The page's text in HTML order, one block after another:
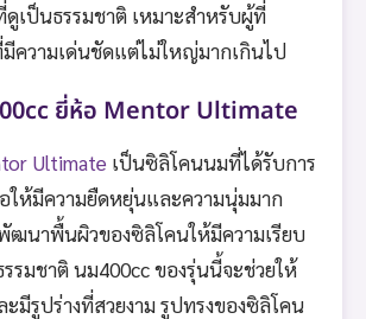
เป็นธรรมชาติ เหมาะสำหรับผู้ที่
ความเด่นชัดแต่ไม่ใหญ่มากเกินไป
ยี่ห้อ Mentor Ultimate
Ultimate เป็นซิลิโคนนมที่ได้รับการ
ให้มีความยืดหยุ่นและความนุ่มมาก
ฒนาพื้นผิวของซิลิโคนให้มีความเรียบ
รมชาติ นม400cc ของรุ่นนี้จะช่วยให้
มีรูปร่างที่สวยงาม รูปทรงของซิลิโคน